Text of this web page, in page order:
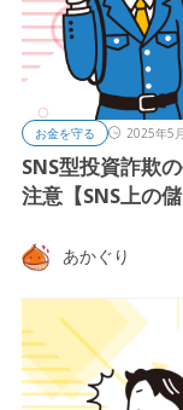
お金を守る 2025年5
SNS型投資詐欺
注意【SNS上の
あかぐり